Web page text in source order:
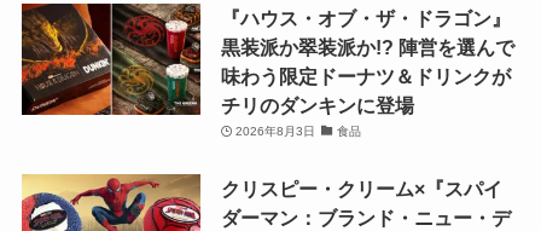
『ハウス・オブ・ザ・ドラゴン』
黒装派か翠装派か!? 陣営を選んで
味わう限定ドーナツ＆ドリンクが
チリのダンキンに登場
2026年8月3日 食品
クリスピー・クリーム×『スパイ
ダーマン：ブランド・ニュー・デ